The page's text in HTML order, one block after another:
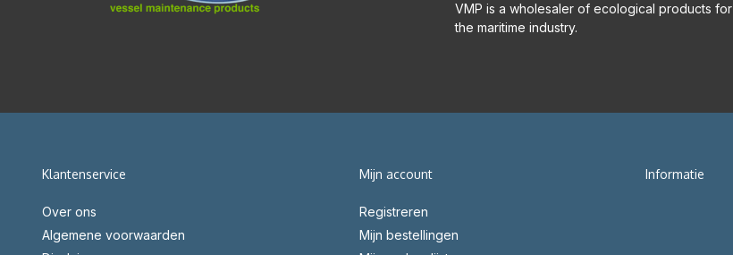
VMP is a wholesaler of ecological products for
the maritime industry.
Klantenservice
Over ons
Algemene voorwaarden
Mijn account
Registreren
Mijn bestellingen
Informatie